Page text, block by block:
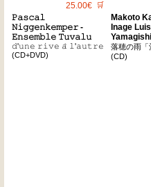
25.00€ 🛒
𝙿𝚊𝚜𝚌𝚊𝚕
𝙽𝚒𝚐𝚐𝚎𝚗𝚔𝚎𝚖𝚙𝚎𝚛 -
𝙴𝚗𝚜𝚎𝚖𝚋𝚕𝚎 𝚃𝚞𝚟𝚊𝚕𝚞
𝚍'𝚞𝚗𝚎 𝚛𝚒𝚟𝚎 𝚊̀ 𝚕'𝚊𝚞𝚝𝚛𝚎
(CD+DVD)
Makoto
Inage
落穂の雨「
(CD)